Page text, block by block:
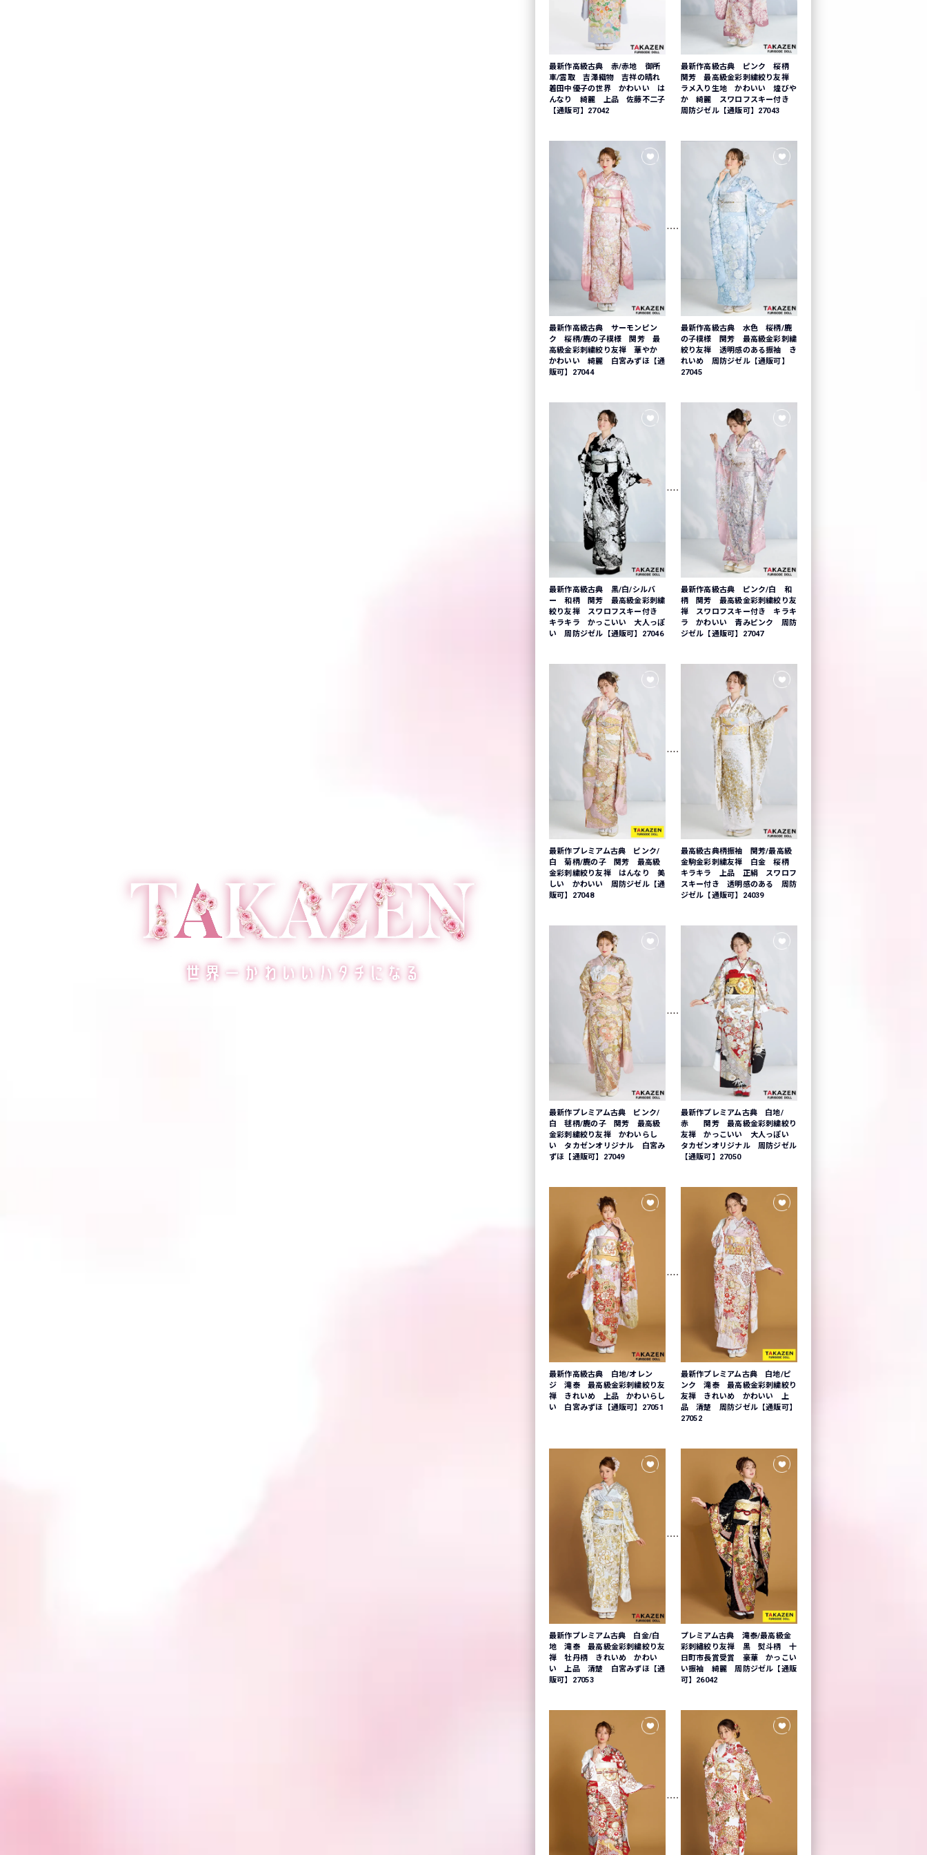
最新作高級古典 赤/赤地 御所
車/雲取 吉澤織物 吉祥の晴れ
着田中優子の世界 かわいい は
んなり 綺麗 上品 佐藤不二子
【通販可】27042
最新作高級古典 ピンク 桜柄
関芳 最高級金彩刺繍絞り友禅
ラメ入り生地 かわいい 煌びや
か 綺麗 スワロフスキー付き
周防ジゼル【通販可】27043
最新作高級古典 サーモンピン
ク 桜柄/鹿の子模様 関芳 最
高級金彩刺繍絞り友禅 華やか
かわいい 綺麗 白宮みずほ【通
販可】27044
最新作高級古典 水色 桜柄/鹿
の子模様 関芳 最高級金彩刺繍
絞り友禅 透明感のある振袖 き
れいめ 周防ジゼル【通販可】
27045
最新作高級古典 黒/白/シルバ
ー 和柄 関芳 最高級金彩刺繍
絞り友禅 スワロフスキー付き
キラキラ かっこいい 大人っぽ
い 周防ジゼル【通販可】27046
最新作高級古典 ピンク/白 和
柄 関芳 最高級金彩刺繍絞り友
禅 スワロフスキー付き キラキ
ラ かわいい 青みピンク 周防
ジゼル【通販可】27047
最新作プレミアム古典 ピンク/
白 菊柄/鹿の子 関芳 最高級
金彩刺繍絞り友禅 はんなり 美
しい かわいい 周防ジゼル【通
販可】27048
最高級古典柄振袖 関芳/最高級
金駒金彩刺繍友禅 白金 桜柄
キラキラ 上品 正絹 スワロフ
スキー付き 透明感のある 周防
ジゼル【通販可】24039
最新作プレミアム古典 ピンク/
白 毬柄/鹿の子 関芳 最高級
金彩刺繍絞り友禅 かわいらし
い タカゼンオリジナル 白宮み
ずほ【通販可】27049
最新作プレミアム古典 白地/
赤 関芳 最高級金彩刺繍絞り
友禅 かっこいい 大人っぽい
タカゼンオリジナル 周防ジゼル
【通販可】27050
最新作高級古典 白地/オレン
ジ 滝泰 最高級金彩刺繍絞り友
禅 きれいめ 上品 かわいらし
い 白宮みずほ【通販可】27051
最新作プレミアム古典 白地/ピ
ンク 滝泰 最高級金彩刺繍絞り
友禅 きれいめ かわいい 上
品 清楚 周防ジゼル【通販可】
27052
最新作プレミアム古典 白金/白
地 滝泰 最高級金彩刺繍絞り友
禅 牡丹柄 きれいめ かわい
い 上品 清楚 白宮みずほ【通
販可】27053
プレミアム古典 滝泰/最高級金
彩刺繡絞り友禅 黒 熨斗柄 十
日町市長賞受賞 豪華 かっこい
い振袖 綺麗 周防ジゼル【通販
可】26042